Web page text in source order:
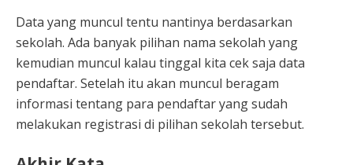
Data yang muncul tentu nantinya berdasarkan
sekolah. Ada banyak pilihan nama sekolah yang
kemudian muncul kalau tinggal kita cek saja data
pendaftar. Setelah itu akan muncul beragam
informasi tentang para pendaftar yang sudah
melakukan registrasi di pilihan sekolah tersebut.